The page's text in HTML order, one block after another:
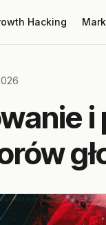
Hacking
i